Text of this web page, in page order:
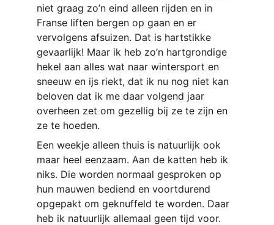
niet graag zo’n eind alleen rijden en in
Franse liften bergen op gaan en er
vervolgens afsuizen. Dat is hartstikke
gevaarlijk! Maar ik heb zo’n hartgrondige
hekel aan alles wat naar wintersport en
sneeuw en ijs riekt, dat ik nu nog niet kan
beloven dat ik me daar volgend jaar
overheen zet om gezellig bij ze te zijn en
ze te hoeden.
Een weekje alleen thuis is natuurlijk ook
maar heel eenzaam. Aan de katten heb ik
niks. Die worden normaal gesproken op
hun mauwen bediend en voortdurend
opgepakt om geknuffeld te worden. Daar
heb ik natuurlijk allemaal geen tijd voor.